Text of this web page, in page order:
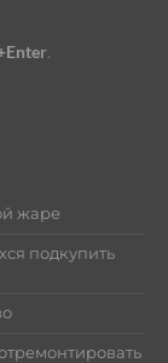
.
жаре
подкупить